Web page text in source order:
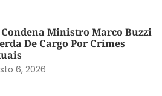
Condena Ministro Marco Buzzi
De Cargo Por Crimes
6, 2026